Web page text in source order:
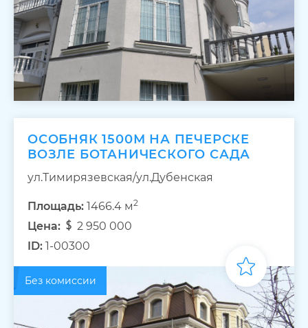
ОСОБНЯК 1500М НА ПЕЧЕРСКЕ
ВОЗЛЕ БОТАНИЧЕСКОГО САДА
ул.Тимирязевская/ул.Дубенская
Площадь: 1466.4 м2
Цена:
2 950 000
ID: 1-00300
Без комиссии